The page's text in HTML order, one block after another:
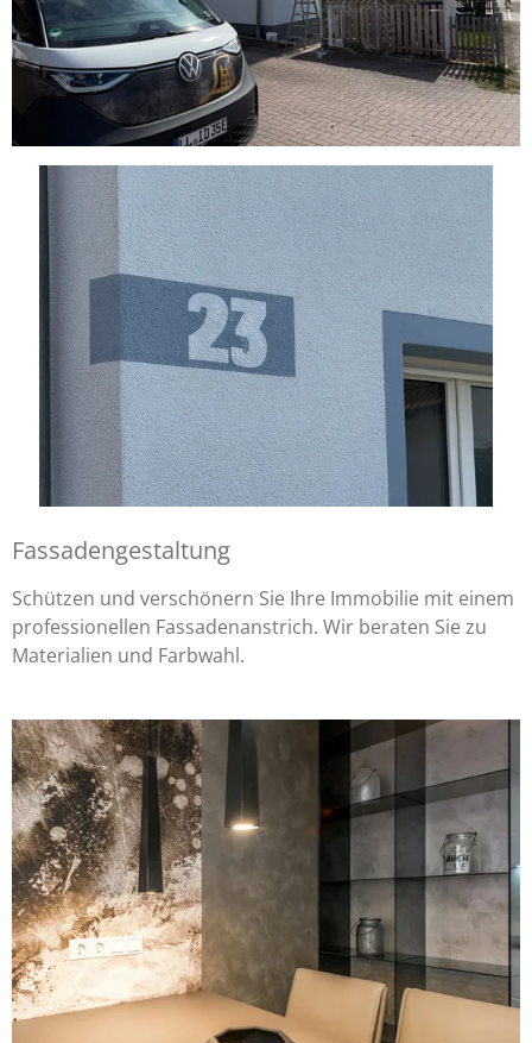
Fassadengestaltung
Schützen und verschönern Sie Ihre Immobilie mit einem
professionellen Fassadenanstrich. Wir beraten Sie zu
Materialien und Farbwahl.